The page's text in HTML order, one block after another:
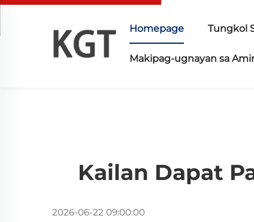
Homepage Tungkol
Makipag-ugnayan sa
Kailan Dapat
2026-06-22 09:00:00